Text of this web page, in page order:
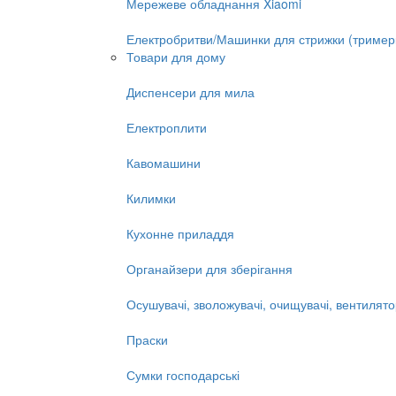
Мережеве обладнання Xiaomi
Електробритви/Машинки для стрижки
Товари для дому
Диспенсери для мила
Електроплити
Кавомашини
Килимки
Кухонне приладдя
Органайзери для зберігання
Осушувачі, зволожувачі, очищувачі,
Праски
Сумки господарські